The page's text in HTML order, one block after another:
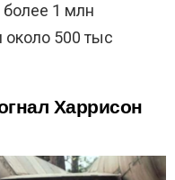
1 млн
около 500 тыс
Харрисон